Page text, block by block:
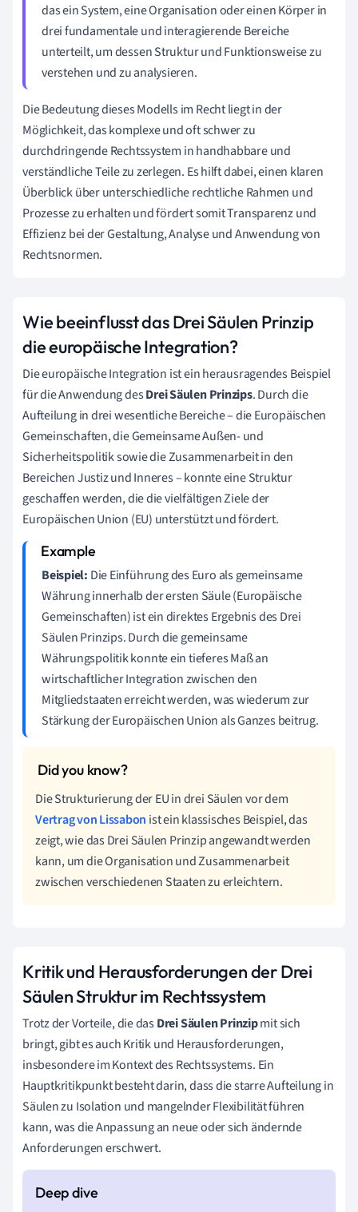
das ein System, eine Organisation oder einen Körper in
drei fundamentale und interagierende Bereiche
unterteilt, um dessen Struktur und Funktionsweise zu
verstehen und zu analysieren.
Die Bedeutung dieses Modells im Recht liegt in der
Möglichkeit, das komplexe und oft schwer zu
durchdringende Rechtssystem in handhabbare und
verständliche Teile zu zerlegen. Es hilft dabei, einen klaren
Überblick über unterschiedliche rechtliche Rahmen und
Prozesse zu erhalten und fördert somit Transparenz und
Effizienz bei der Gestaltung, Analyse und Anwendung von
Rechtsnormen.
Wie beeinflusst das Drei Säulen Prinzip
die europäische Integration?
Die europäische Integration ist ein herausragendes Beispiel
für die Anwendung desDrei Säulen Prinzips. Durch die
Aufteilung in drei wesentliche Bereiche – die Europäischen
Gemeinschaften, die Gemeinsame Außen- und
Sicherheitspolitik sowie die Zusammenarbeit in den
Bereichen Justiz und Inneres – konnte eine Struktur
geschaffen werden, die die vielfältigen Ziele der
Europäischen Union (EU) unterstützt und fördert.
Beispiel: Die Einführung des Euro als gemeinsame
Währung innerhalb der ersten Säule (Europäische
Gemeinschaften) ist ein direktes Ergebnis des Drei
Säulen Prinzips. Durch die gemeinsame
Währungspolitik konnte ein tieferes Maß an
wirtschaftlicher Integration zwischen den
Mitgliedstaaten erreicht werden, was wiederum zur
Stärkung der Europäischen Union als Ganzes beitrug.
Die Strukturierung der EU in drei Säulen vor dem
Vertrag von Lissabon ist ein klassisches Beispiel, das
zeigt, wie das Drei Säulen Prinzip angewandt werden
kann, um die Organisation und Zusammenarbeit
zwischen verschiedenen Staaten zu erleichtern.
Kritik und Herausforderungen der Drei
Säulen Struktur im Rechtssystem
Trotz der Vorteile, die dasDrei Säulen Prinzipmit sich
bringt, gibt es auch Kritik und Herausforderungen,
insbesondere im Kontext des Rechtssystems. Ein
Hauptkritikpunkt besteht darin, dass die starre Aufteilung in
Säulen zu Isolation und mangelnder Flexibilität führen
kann, was die Anpassung an neue oder sich ändernde
Anforderungen erschwert.